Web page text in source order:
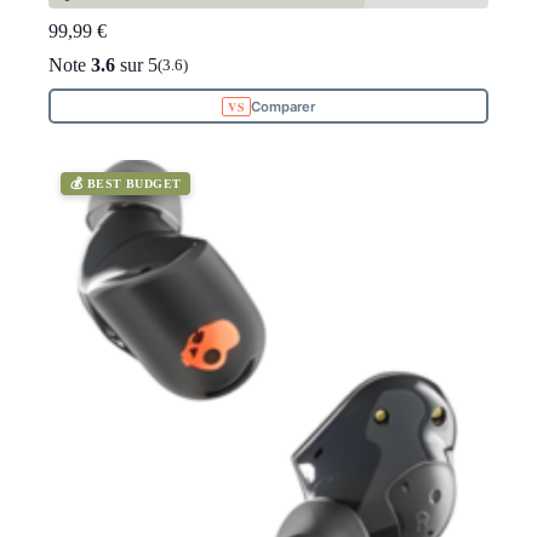
99,99 €
Note 3.6 sur 5(3.6)
Comparer
💰 BEST BUDGET